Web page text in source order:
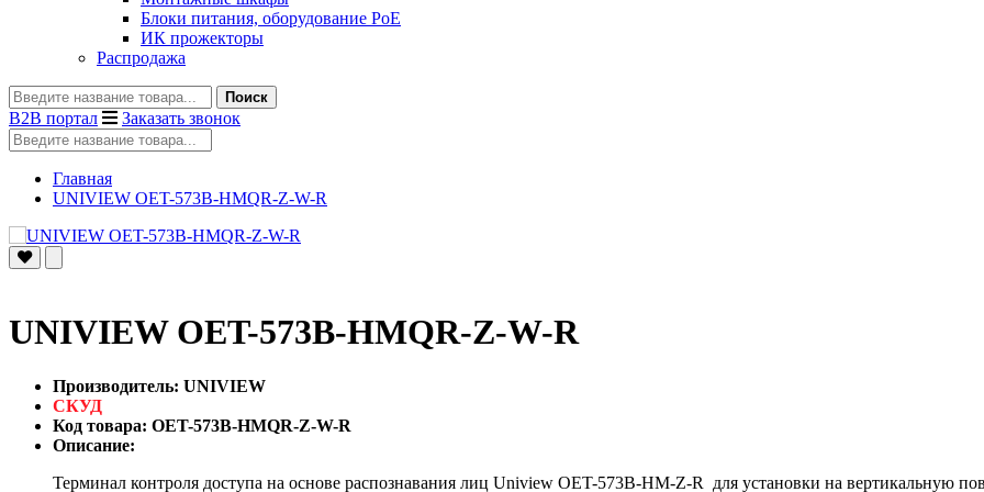
Блоки питания, оборудование PoE
ИК прожекторы
Распродажа
Поиск
B2B портал Заказать звонок
Главная
UNIVIEW OET-573B-HMQR-Z-W-R
UNIVIEW OET-573B-HMQR-Z-W-R
Производитель: UNIVIEW
СКУД
Код товара: OET-573B-HMQR-Z-W-R
Описание:
Терминал контроля доступа на основе распознавания лиц Uniview OET-573B-HM-Z-R для установки на вертикальную